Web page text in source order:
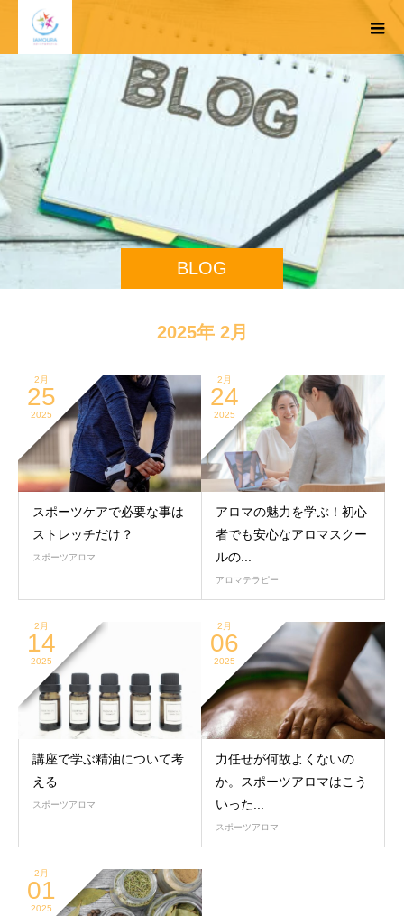
BLOG
2025年 2月
2月
25
2025
スポーツケアで必要な事は
ストレッチだけ？
スポーツアロマ
2月
24
2025
アロマの魅力を学ぶ！初心
者でも安心なアロマスクー
ルの...
アロマテラピー
2月
14
2025
講座で学ぶ精油について考
える
スポーツアロマ
2月
06
2025
力任せが何故よくないの
か。スポーツアロマはこう
いった...
スポーツアロマ
2月
01
2025